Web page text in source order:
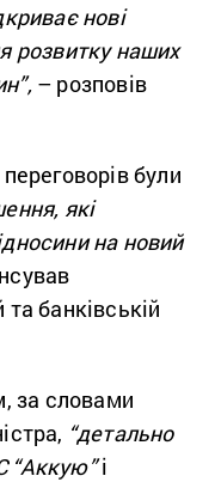
нові
розвитку наших
– розповів
були
які
на новий
банківській
за словами
“детально
“Аккую”і